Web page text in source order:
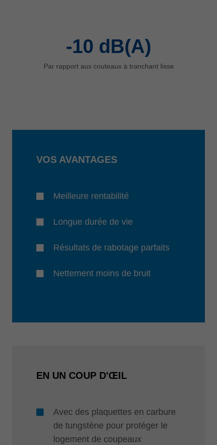
-10 dB(A)
Par rapport aux couteaux à tranchant lisse
VOS AVANTAGES
Meilleure rentabilité
Longue durée de vie
Résultats de rabotage parfaits
Nettement moins de bruit
EN UN COUP D'ŒIL
Avec des plaquettes en carbure
de tungstène pour protéger le
logement de coupeaux